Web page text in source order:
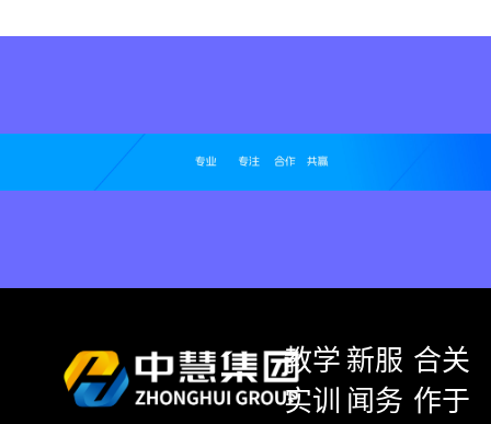
教学
实训
新
闻
服
务
合
作
关
于